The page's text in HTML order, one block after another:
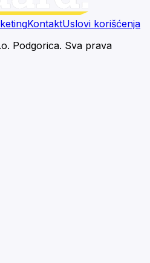
KontaktUslovi korišćenja
Podgorica. Sva prava